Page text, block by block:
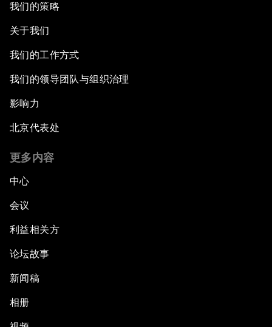
我们的策略
关于我们
我们的工作方式
我们的领导团队与组织治理
影响力
北京代表处
更多内容
中心
会议
利益相关方
论坛故事
新闻稿
相册